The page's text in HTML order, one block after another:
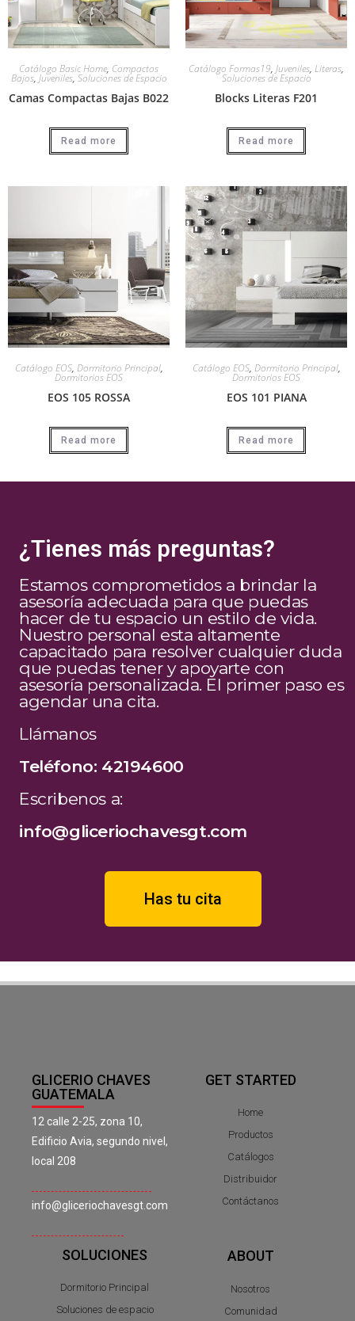
Catálogo Basic Home, Compactos
Bajos, Juveniles, Soluciones de Espacio
Camas Compactas Bajas B022
Read more
Catálogo Formas19, Juveniles, Literas,
Soluciones de Espacio
Blocks Literas F201
Read more
Catálogo EOS, Dormitorio Principal,
Dormitorios EOS
EOS 105 ROSSA
Read more
Catálogo EOS, Dormitorio Principal,
Dormitorios EOS
EOS 101 PIANA
Read more
¿Tienes más preguntas?
Estamos comprometidos a brindar la
asesoría adecuada para que puedas
hacer de tu espacio un estilo de vida.
Nuestro personal esta altamente
capacitado para resolver cualquier duda
que puedas tener y apoyarte con
asesoría personalizada. El primer paso es
agendar una cita.
Llámanos
Teléfono: 42194600
Escribenos a:
info@gliceriochavesgt.com
Has tu cita
GLICERIO CHAVES
GUATEMALA
12 calle 2-25, zona 10,
Edificio Avia, segundo nivel,
local 208
info@gliceriochavesgt.com
GET STARTED
Home
Productos
Catálogos
Distribuidor
Contáctanos
SOLUCIONES
Dormitorio Principal
Soluciones de espacio
ABOUT
Nosotros
Comunidad